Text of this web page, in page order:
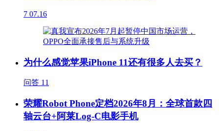
7 07.16
为什么感觉苹果iPhone 11还有很多人去买？
问答 11
荣耀Robot Phone定档2026年8月：全球首款四
轴云台+阿莱Log-C电影手机